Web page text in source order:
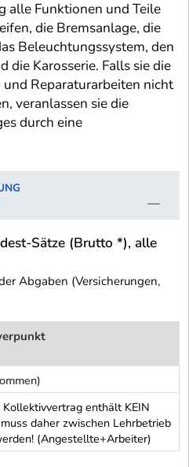
alle Funktionen und Teile
die Bremsanlage, die
Beleuchtungssystem, den
die Karosserie. Falls sie die
Reparaturarbeiten nicht
veranlassen sie die
durch eine
Sätze (Brutto *), alle
Abgaben (Versicherungen,
enthält KEIN
daher zwischen Lehrbetrieb
(Angestellte+Arbeiter)